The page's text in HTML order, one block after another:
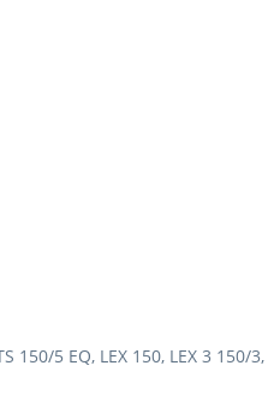
150/5 EQ, LEX 150, LEX 3